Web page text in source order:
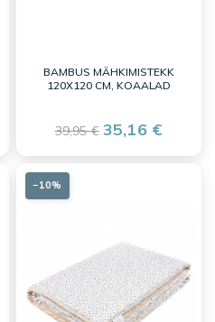
BAMBUS MÄHKIMISTEKK
120X120 CM, KOAALAD
39,95 € 35,16 €
−10%